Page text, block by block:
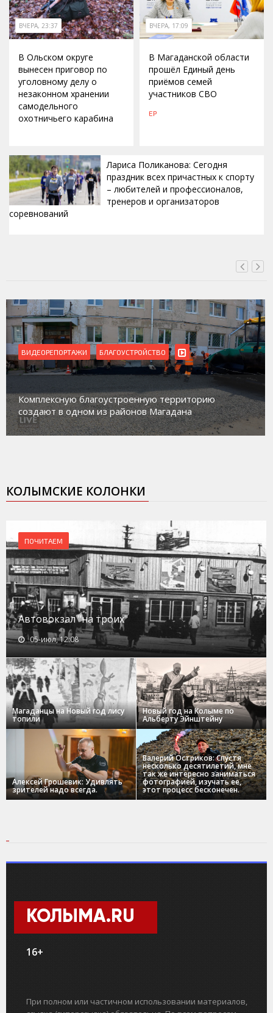
ВЧЕРА, 23:37
В Ольском округе
вынесен приговор по
уголовному делу о
незаконном хранении
самодельного
охотничьего карабина
ВЧЕРА, 17:09
В Магаданской области
прошёл Единый день
приёмов семей
участников СВО
ЕР
Лариса Поликанова: Сегодня
праздник всех причастных к спорту
– любителей и профессионалов,
тренеров и организаторов
соревнований
ВИДЕОРЕПОРТАЖИ БЛАГОУСТРОЙСТВО
Комплексную благоустроенную территорию
создают в одном из районов Магадана
КОЛЫМСКИЕ КОЛОНКИ
ПОЧИТАЕМ
Автовокзал "на троих"
05-июл, 12:08
Магаданцы на Новый год лису
топили
Новый год на Колыме по
Альберту Эйнштейну
Алексей Грошевик: Удивлять
зрителей надо всегда.
Валерий Остриков: Спустя
несколько десятилетий, мне
так же интересно заниматься
фотографией, изучать ее,
этот процесс бесконечен.
КОЛЫМА.RU
16+
При полном или частичном использовании материалов,